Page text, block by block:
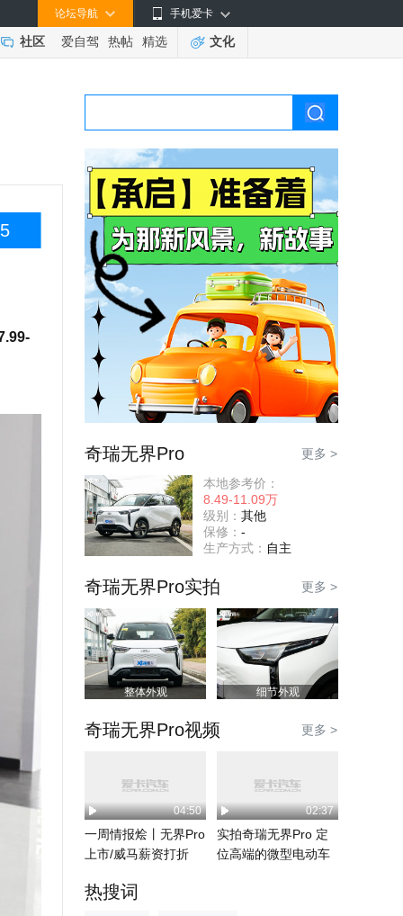
手机爱卡
论坛导航
社区 爱自驾 热帖 精选 文化
5
奇瑞无界Pro 更多 >
本地参考价：
8.49-11.09万
级别： 其他
保修： -
生产方式： 自主
奇瑞无界Pro实拍 更多 >
整体外观 细节外观
奇瑞无界Pro视频 更多 >
04:50
一周情报烩丨无界Pro
上市/威马薪资打折
02:37
实拍奇瑞无界Pro 定
位高端的微型电动车
热搜词